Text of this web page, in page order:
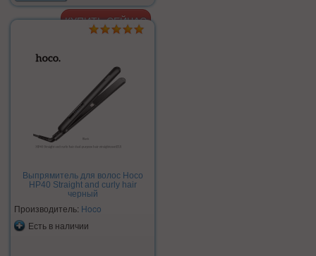
Выпрямитель для волос Hoco
HP40 Straight and curly hair
черный
Производитель: Hoco
Есть в наличии